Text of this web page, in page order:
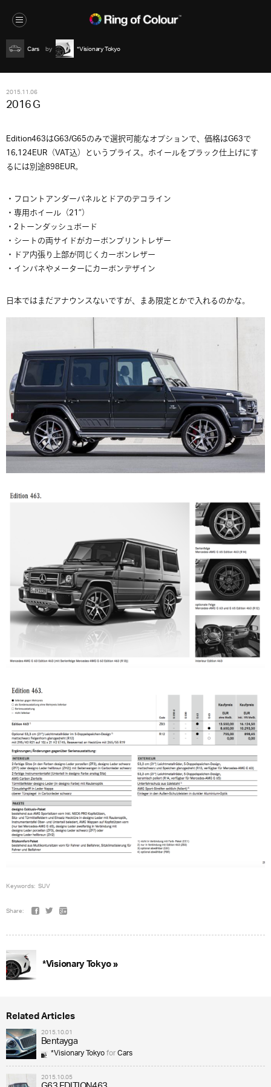
Cars *Visionary Tokyo
2015.11.06
2016 G
Edition463はG63/G65のみで選択可能なオプションで、価格はG63で
16,124EUR（VAT込）というプライス。ホイールをブラック仕上げにす
るには別途898EUR。
・フロントアンダーパネルとドアのデコライン
・専用ホイール（21″）
・2トーンダッシュボード
・シートの両サイドがカーボンプリントレザー
・ドア内張り上部が同じくカーボンレザー
・インパネやメーターにカーボンデザイン
日本ではまだアナウンスないですが、まあ限定とかで入れるのかな。
Keywords: SUV
Share:
*Visionary Tokyo »
Related Articles
2015.10.01
Bentayga
*Visionary TokyoforCars
2015.10.05